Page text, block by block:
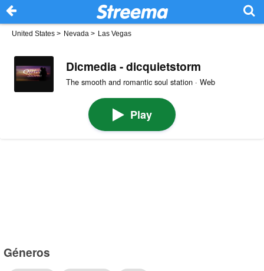
United States > Nevada > Las Vegas
Dicmedia - dicquietstorm
The smooth and romantic soul station · Web
Play
Géneros